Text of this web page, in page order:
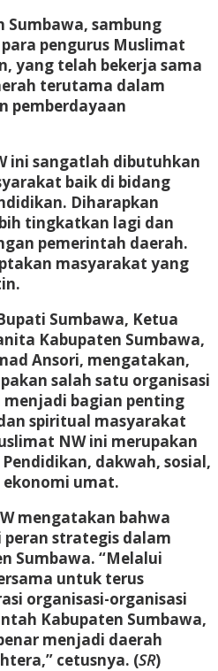
Sumbawa, sambung
pengurus Muslimat
yang telah bekerja sama
terutama dalam
pemberdayaan
ini sangatlah dibutuhkan
baik di bidang
Diharapkan
tingkatkan lagi dan
pemerintah daerah.
masyarakat yang
Sumbawa, Ketua
Kabupaten Sumbawa,
Ansori, mengatakan,
salah satu organisasi
menjadi bagian penting
spiritual masyarakat
NW ini merupakan
dakwah, sosial,
umat.
mengatakan bahwa
strategis dalam
Sumbawa. “Melalui
untuk terus
organisasi-organisasi
Kabupaten Sumbawa,
menjadi daerah
cetusnya. (SR)